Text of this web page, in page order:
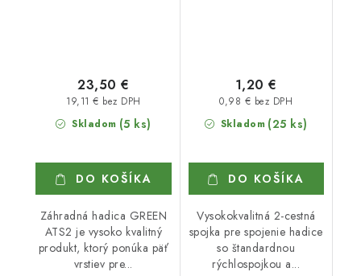
Skladom (5 ks)
19,11 € bez DPH
23,50 €
DO KOŠÍKA
Záhradná hadica GREEN
ATS2 je vysoko kvalitný
produkt, ktorý ponúka päť
vrstiev pre...
Skladom (25 ks)
0,98 € bez DPH
1,20 €
DO KOŠÍKA
Vysokokvalitná 2-cestná
spojka pre spojenie hadice
so štandardnou
rýchlospojkou a...